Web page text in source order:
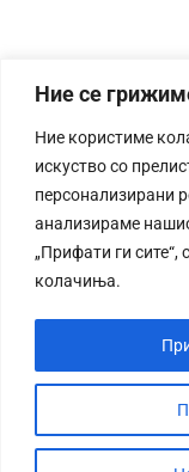
Ние се
Ние користиме
искуство со
персонализирани
анализираме
„Прифати ги сите“,
колачиња.